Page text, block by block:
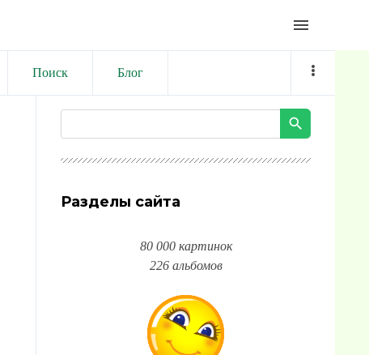
menu
Поиск Блог
Разделы сайта
80 000 картинок
226 альбомов